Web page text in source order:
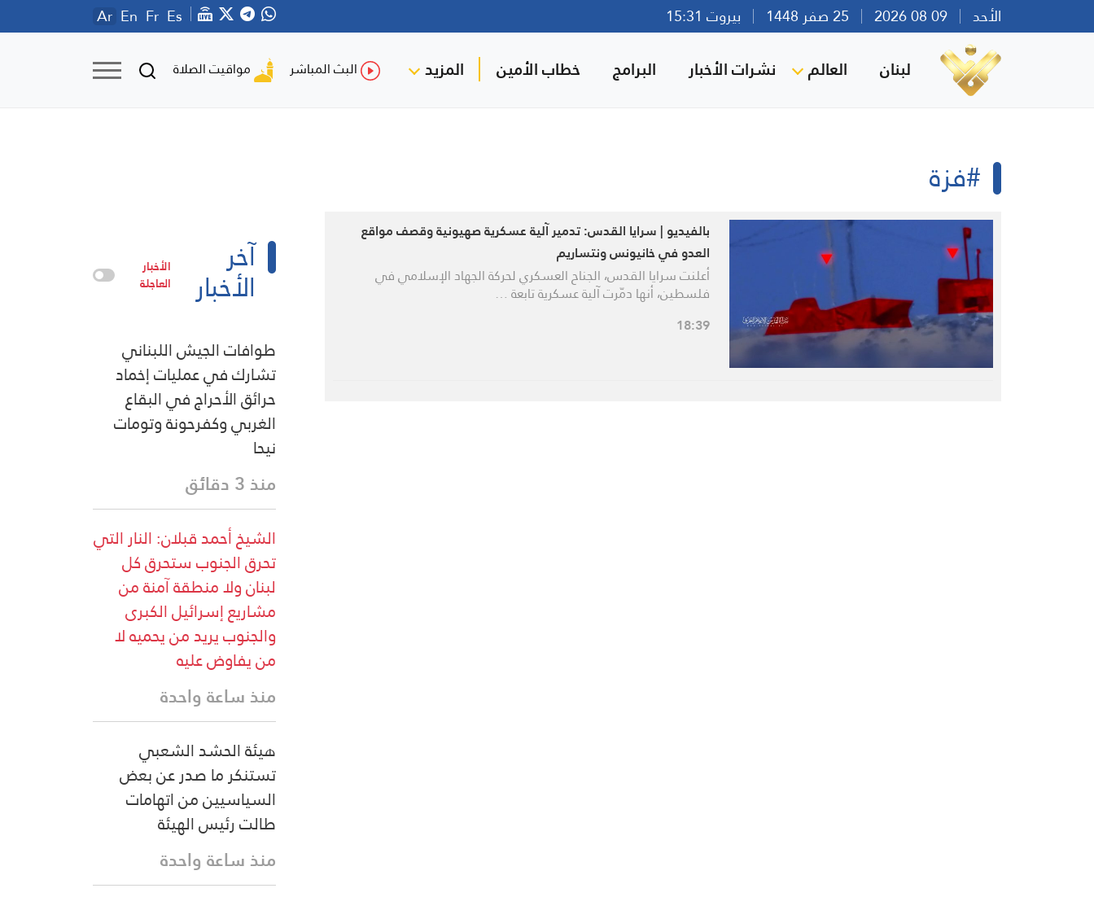
الأحد بيروت 15:31 Ar En Fr Es
لبنان العالم نشرات الأخبار البرامج خطاب الأمين المزيد البث المباشر مواقيت الصلاة
#فزة
بالفيديو | سرايا القدس: تدمير آلية عسكرية صهيونية وقصف مواقع
العدو في خانيونس ونتساريم
أعلنت سرايا القدس، الجناح العسكري لحركة الجهاد الإسلامي في
فلسطين، أنها دمّرت آلية عسكرية تابعة …
18:39
آخر
الأخبار
الأخبار
العاجلة
طوافات الجيش اللبناني
تشارك في عمليات إخماد
حرائق الأحراج في البقاع
الغربي وكفرحونة وتومات
نيحا
منذ 3 دقائق
الشيخ أحمد قبلان: النار التي
تحرق الجنوب ستحرق كل
لبنان ولا منطقة آمنة من
مشاريع إسرائيل الكبرى
والجنوب يريد من يحميه لا
من يفاوض عليه
منذ ساعة واحدة
هيئة الحشد الشعبي
تستنكر ما صدر عن بعض
السياسيين من اتهامات
طالت رئيس الهيئة
منذ ساعة واحدة